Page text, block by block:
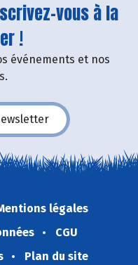
vous à la
!
événements et nos
légales
CGU
Plan du site